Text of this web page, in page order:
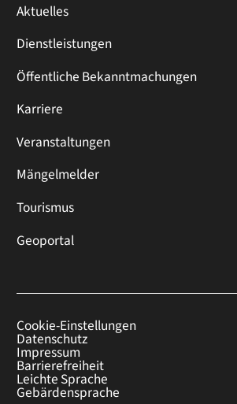
Aktuelles
Dienstleistungen
Öffentliche Bekanntmachungen
Karriere
Veranstaltungen
Mängelmelder
Tourismus
Geoportal
Cookie-Einstellungen
Datenschutz
Impressum
Barrierefreiheit
Leichte Sprache
Gebärdensprache